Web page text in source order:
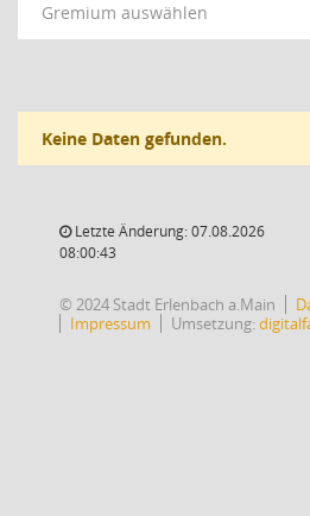
Gremium auswählen
Keine Daten gefunden.
Letzte Änderung: 07.08.2026
08:00:43
© 2024 Stadt Erlenbach a.Main
Impressum
Umsetzung: